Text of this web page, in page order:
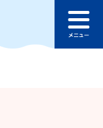
ュ